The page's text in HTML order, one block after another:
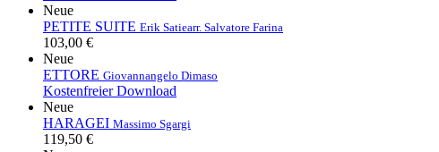
Neue
PETITE SUITE Erik Satiearr. Salvatore Farina
103,00 €
Neue
ETTORE Giovannangelo Dimaso
Kostenfreier Download
Neue
HARAGEI Massimo Sgargi
119,50 €